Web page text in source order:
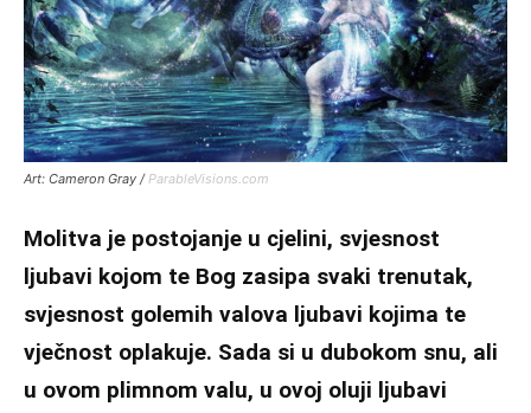
Art: Cameron Gray /ParableVisions.com
Molitva je postojanje u cjelini, svjesnost
ljubavi kojom te Bog zasipa svaki trenutak,
svjesnost golemih valova ljubavi kojima te
vječnost oplakuje. Sada si u dubokom snu, ali
u ovom plimnom valu, u ovoj oluji ljubavi